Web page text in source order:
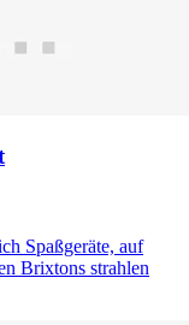
Spaßgeräte, auf
Brixtons strahlen